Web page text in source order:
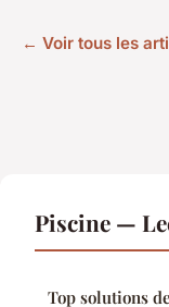
← Voir tous les
Piscine —
Top solutions